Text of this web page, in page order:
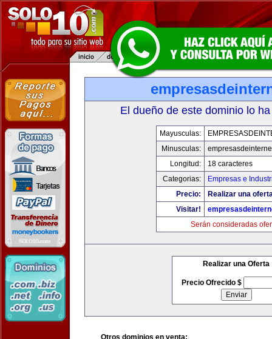
El dueño de este dominio lo
Mayusculas:
Minusculas:
Longitud:
18 caracteres
Categorias:
Empresas e
Precio:
Realizar una
Visitar!
Serán consideradas
Realizar una Oferta
Precio Ofrecido $
Otros dominios en venta: